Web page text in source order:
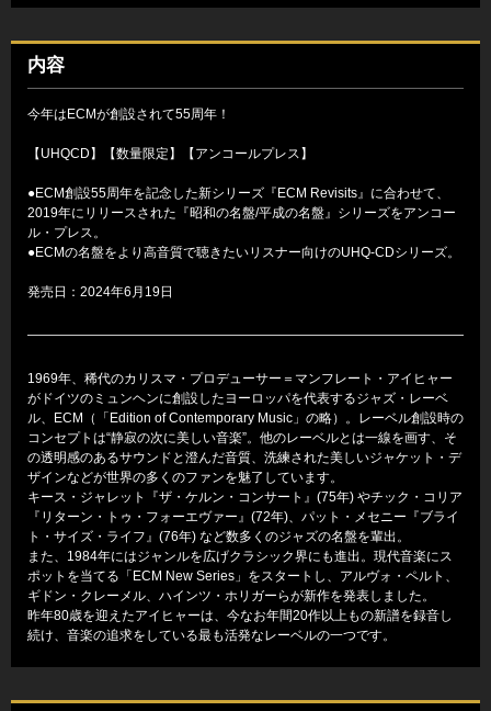
内容
今年はECMが創設されて55周年！
【UHQCD】【数量限定】【アンコールプレス】
●ECM創設55周年を記念した新シリーズ『ECM Revisits』に合わせて、
2019年にリリースされた『昭和の名盤/平成の名盤』シリーズをアンコー
ル・プレス。
●ECMの名盤をより高音質で聴きたいリスナー向けのUHQ-CDシリーズ。
発売日：2024年6月19日
1969年、稀代のカリスマ・プロデューサー＝マンフレート・アイヒャー
がドイツのミュンヘンに創設したヨーロッパを代表するジャズ・レーベ
ル、ECM（「Edition of Contemporary Music」の略）。レーベル創設時の
コンセプトは“静寂の次に美しい音楽”。他のレーベルとは一線を画す、そ
の透明感のあるサウンドと澄んだ音質、洗練された美しいジャケット・デ
ザインなどが世界の多くのファンを魅了しています。
キース・ジャレット『ザ・ケルン・コンサート』(75年) やチック・コリア
『リターン・トゥ・フォーエヴァー』(72年)、パット・メセニー『ブライ
ト・サイズ・ライフ』(76年) など数多くのジャズの名盤を輩出。
また、1984年にはジャンルを広げクラシック界にも進出。現代音楽にス
ポットを当てる「ECM New Series」をスタートし、アルヴォ・ペルト、
ギドン・クレーメル、ハインツ・ホリガーらが新作を発表しました。
昨年80歳を迎えたアイヒャーは、今なお年間20作以上もの新譜を録音し
続け、音楽の追求をしている最も活発なレーベルの一つです。